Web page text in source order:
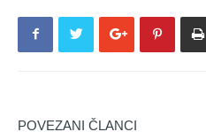
POVEZANI ČLANCI